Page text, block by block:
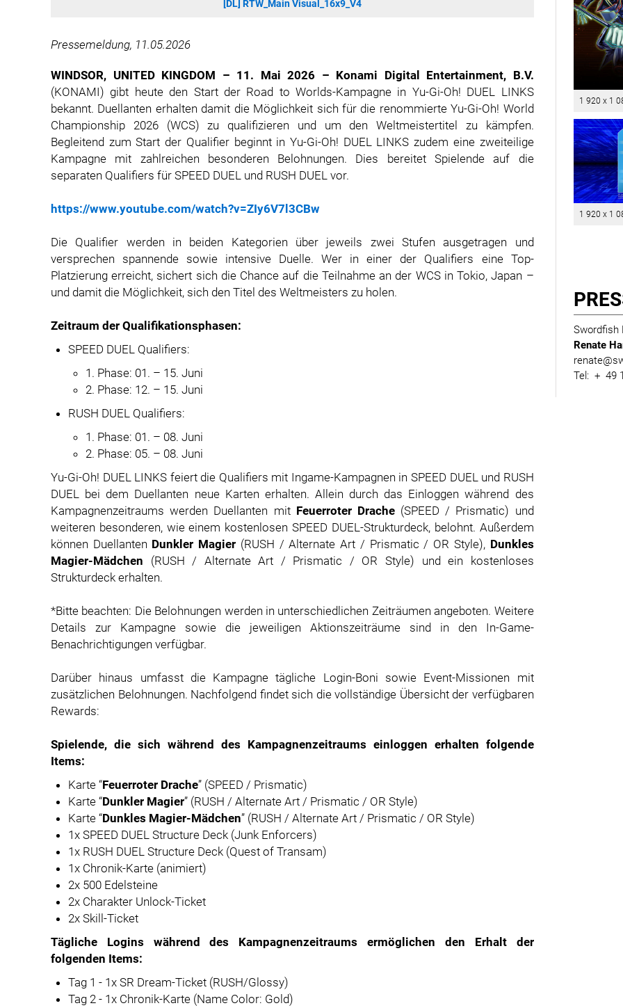
[DL] RTW_Main Visual_16x9_V4
Pressemeldung, 11.05.2026
WINDSOR, UNITED KINGDOM – 11. Mai 2026 – Konami Digital Entertainment, B.V.
(KONAMI) gibt heute den Start der Road to Worlds-Kampagne in Yu-Gi-Oh! DUEL LINKS
bekannt. Duellanten erhalten damit die Möglichkeit sich für die renommierte Yu-Gi-Oh! World
Championship 2026 (WCS) zu qualifizieren und um den Weltmeistertitel zu kämpfen.
Begleitend zum Start der Qualifier beginnt in Yu-Gi-Oh! DUEL LINKS zudem eine zweiteilige
Kampagne mit zahlreichen besonderen Belohnungen. Dies bereitet Spielende auf die
separaten Qualifiers für SPEED DUEL und RUSH DUEL vor.
https://www.youtube.com/watch?v=ZIy6V7l3CBw
Die Qualifier werden in beiden Kategorien über jeweils zwei Stufen ausgetragen und
versprechen spannende sowie intensive Duelle. Wer in einer der Qualifiers eine Top-
Platzierung erreicht, sichert sich die Chance auf die Teilnahme an der WCS in Tokio, Japan –
und damit die Möglichkeit, sich den Titel des Weltmeisters zu holen.
Zeitraum der Qualifikationsphasen:
SPEED DUEL Qualifiers:
1. Phase: 01. – 15. Juni
2. Phase: 12. – 15. Juni
RUSH DUEL Qualifiers:
1. Phase: 01. – 08. Juni
2. Phase: 05. – 08. Juni
Yu-Gi-Oh! DUEL LINKS feiert die Qualifiers mit Ingame-Kampagnen in SPEED DUEL und RUSH
DUEL bei dem Duellanten neue Karten erhalten. Allein durch das Einloggen während des
Kampagnenzeitraums werden Duellanten mit Feuerroter Drache(SPEED / Prismatic) und
weiteren besonderen, wie einem kostenlosen SPEED DUEL-Strukturdeck, belohnt. Außerdem
können Duellanten Dunkler Magier (RUSH / Alternate Art / Prismatic / OR Style), Dunkles
Magier-Mädchen (RUSH / Alternate Art / Prismatic / OR Style) und ein kostenloses
Strukturdeck erhalten.
*Bitte beachten: Die Belohnungen werden in unterschiedlichen Zeiträumen angeboten. Weitere
Details zur Kampagne sowie die jeweiligen Aktionszeiträume sind in den In-Game-
Benachrichtigungen verfügbar.
Darüber hinaus umfasst die Kampagne tägliche Login-Boni sowie Event-Missionen mit
zusätzlichen Belohnungen. Nachfolgend findet sich die vollständige Übersicht der verfügbaren
Rewards:
Spielende, die sich während des Kampagnenzeitraums einloggen erhalten folgende
Items:
Karte “Feuerroter Drache” (SPEED / Prismatic)
Karte “Dunkler Magier” (RUSH / Alternate Art / Prismatic / OR Style)
Karte “Dunkles Magier-Mädchen” (RUSH / Alternate Art / Prismatic / OR Style)
1x SPEED DUEL Structure Deck (Junk Enforcers)
1x RUSH DUEL Structure Deck (Quest of Transam)
1x Chronik-Karte (animiert)
2x 500 Edelsteine
2x Charakter Unlock-Ticket
2x Skill-Ticket
Tägliche Logins während des Kampagnenzeitraums ermöglichen den Erhalt der
folgenden Items:
Tag 1 - 1x SR Dream-Ticket (RUSH/Glossy)
Tag 2 - 1x Chronik-Karte (Name Color: Gold)
1 920 x 1
1 920 x 1
Swordfish
Renate
Tel: + 49